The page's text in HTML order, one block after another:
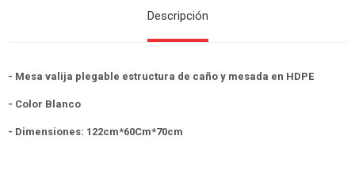
Descripción
- Mesa valija plegable estructura de caño y mesada en HDPE
- Color Blanco
- Dimensiones: 122cm*60Cm*70cm